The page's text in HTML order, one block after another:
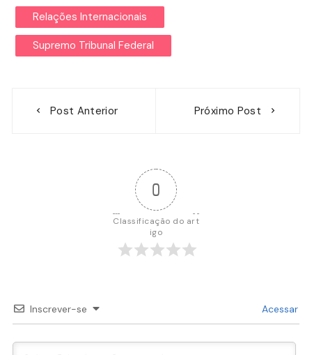
Relações Internacionais
Supremo Tribunal Federal
Post Anterior Próximo Post
0
Classificação do art
igo
Inscrever-se Acessar